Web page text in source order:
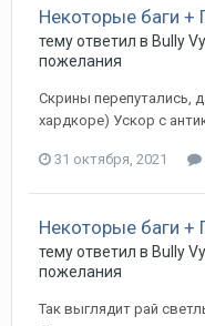
Некоторые баги +
тему ответил в Bully
пожелания
Скрины перепутались,
хардкоре) Ускор с
31 октября, 2021
Некоторые баги +
тему ответил в Bully
пожелания
Так выглядит рай